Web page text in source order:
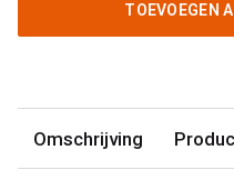
TOEVOEGEN
Omschrijving